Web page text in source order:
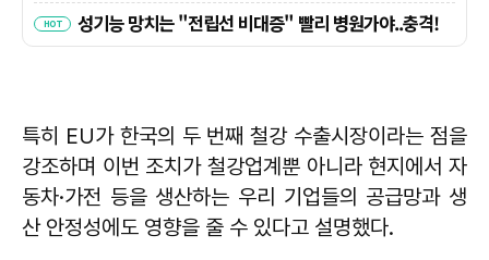
특히 EU가 한국의 두 번째 철강 수출시장이라는 점을
강조하며 이번 조치가 철강업계뿐 아니라 현지에서 자
동차·가전 등을 생산하는 우리 기업들의 공급망과 생
산 안정성에도 영향을 줄 수 있다고 설명했다.